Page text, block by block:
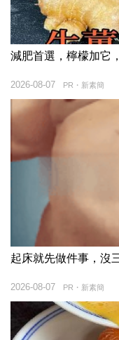
減肥首選，檸檬加它
PR・新素簡
2026-08-07
起床就先做件事，沒
PR・新素簡
2026-08-07